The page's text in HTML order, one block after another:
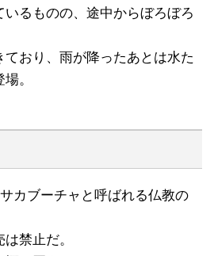
るものの、途中からぼろぼろ
おり、雨が降ったあとは水た
。
カブーチャと呼ばれる仏教の
禁止だ。